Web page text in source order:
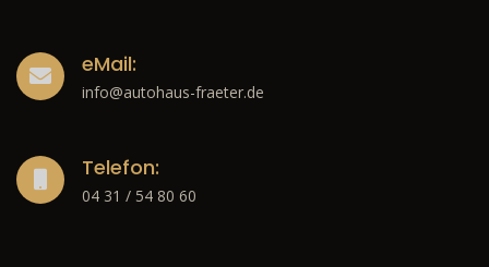
eMail:
info@autohaus-fraeter.de
Telefon:
04 31 / 54 80 60